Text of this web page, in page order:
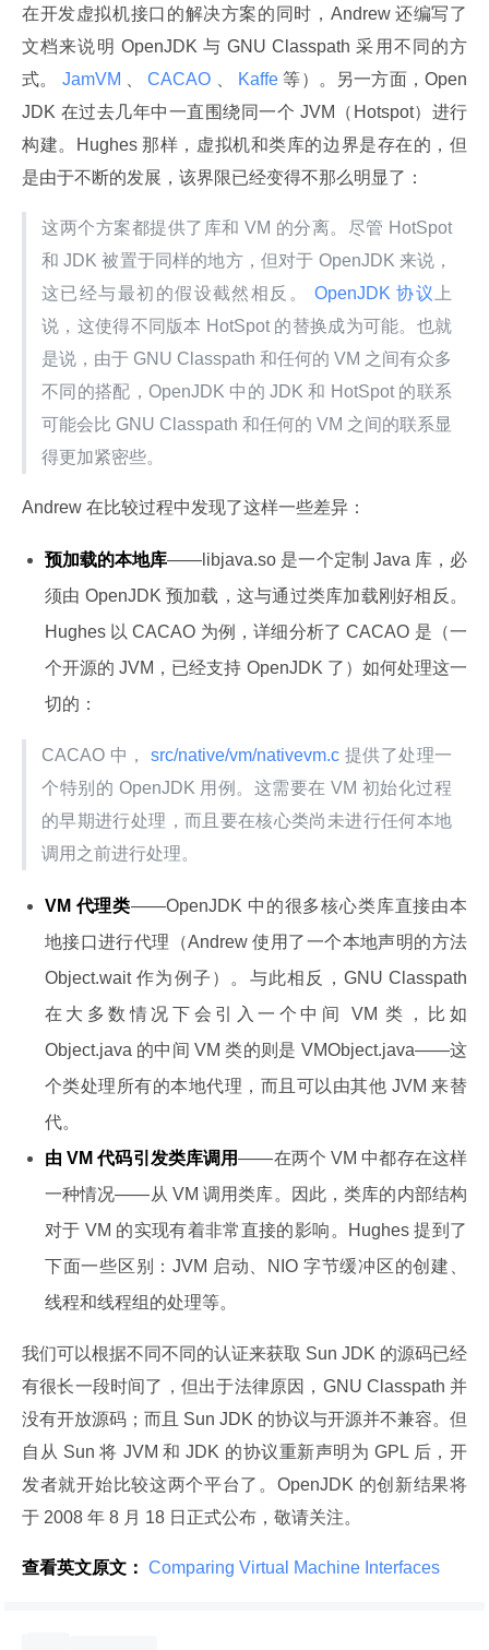
在开发虚拟机接口的解决方案的同时，Andrew 还编写了
文档来说明 OpenJDK 与 GNU Classpath 采用不同的方
式。
JamVM CACAO Kaffe 等）。另一方面，Open
JDK 在过去几年中一直围绕同一个 JVM（Hotspot）进行
构建。Hughes 那样，虚拟机和类库的边界是存在的，但
是由于不断的发展，该界限已经变得不那么明显了：
这两个方案都提供了库和 VM 的分离。尽管 HotSpot
和 JDK 被置于同样的地方，但对于 OpenJDK 来说，
这已经与最初的假设截然相反。
OpenJDK 协议 上
说，这使得不同版本 HotSpot 的替换成为可能。也就
是说，由于 GNU Classpath 和任何的 VM 之间有众多
不同的搭配，OpenJDK 中的 JDK 和 HotSpot 的联系
可能会比 GNU Classpath 和任何的 VM 之间的联系显
得更加紧密些。
Andrew 在比较过程中发现了这样一些差异：
预加载的本地库——libjava.so 是一个定制 Java 库，必
须由 OpenJDK 预加载，这与通过类库加载刚好相反。
Hughes 以 CACAO 为例，详细分析了 CACAO 是（一
个开源的 JVM，已经支持 OpenJDK 了）如何处理这一
切的：
CACAO 中， src/native/vm/nativevm.c 提供了处理一
个特别的 OpenJDK 用例。这需要在 VM 初始化过程
的早期进行处理，而且要在核心类尚未进行任何本地
调用之前进行处理。
VM 代理类——OpenJDK 中的很多核心类库直接由本
地接口进行代理（Andrew 使用了一个本地声明的方法
Object.wait 作为例子）。与此相反，GNU Classpath
在大多数情况下会引入一个中间 VM 类，比如
Object.java 的中间 VM 类的则是 VMObject.java——这
个类处理所有的本地代理，而且可以由其他 JVM 来替
代。
由 VM 代码引发类库调用——在两个 VM 中都存在这样
一种情况——从 VM 调用类库。因此，类库的内部结构
对于 VM 的实现有着非常直接的影响。Hughes 提到了
下面一些区别：JVM 启动、NIO 字节缓冲区的创建、
线程和线程组的处理等。
我们可以根据不同不同的认证来获取 Sun JDK 的源码已经
有很长一段时间了，但出于法律原因，GNU Classpath 并
没有开放源码；而且 Sun JDK 的协议与开源并不兼容。但
自从 Sun 将 JVM 和 JDK 的协议重新声明为 GPL 后，开
发者就开始比较这两个平台了。OpenJDK 的创新结果将
于 2008 年 8 月 18 日正式公布，敬请关注。
查看英文原文： Comparing Virtual Machine Interfaces